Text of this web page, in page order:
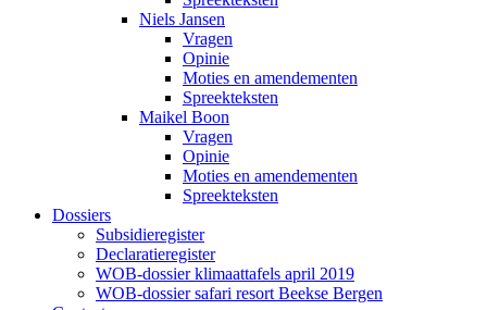
Niels Jansen
Vragen
Opinie
Moties en amendementen
Spreekteksten
Maikel Boon
Vragen
Opinie
Moties en amendementen
Spreekteksten
Dossiers
Subsidieregister
Declaratieregister
WOB-dossier klimaattafels april 2019
WOB-dossier safari resort Beekse Bergen